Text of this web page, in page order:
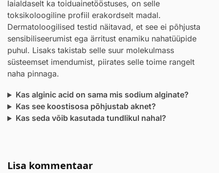
laialdaselt ka toiduainetööstuses, on selle
toksikoloogiline profiil erakordselt madal.
Dermatoloogilised testid näitavad, et see ei põhjusta
sensibiliseerumist ega ärritust enamiku nahatüüpide
puhul. Lisaks takistab selle suur molekulmass
süsteemset imendumist, piirates selle toime rangelt
naha pinnaga.
Kas alginic acid on sama mis sodium alginate?
Kas see koostisosa põhjustab aknet?
Kas seda võib kasutada tundlikul nahal?
Lisa kommentaar